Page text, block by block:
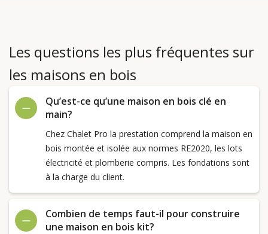
Les questions les plus fréquentes sur
les maisons en bois
Qu’est-ce qu’une maison en bois clé en
main?
Chez Chalet Pro la prestation comprend la maison en
bois montée et isolée aux normes RE2020, les lots
électricité et plomberie compris. Les fondations sont
à la charge du client.
Combien de temps faut-il pour construire
une maison en bois kit?